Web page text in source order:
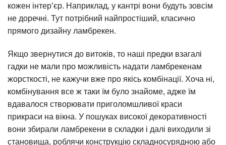
кожен інтер’єр. Наприклад, у кантрі вони будуть зовсім
не доречні. Тут потрібний найпростіший, класично
прямого дизайну ламбрекен.
Якщо звернутися до витоків, то наші предки взагалі
гадки не мали про можливість надати ламбрекенам
жорсткості, не кажучи вже про якісь комбінації. Хоча ні,
комбінування все ж таки їм було знайоме, адже їм
вдавалося створювати приголомшливої ​​краси
прикраси на вікна. У пошуках високої декоративності
вони збирали ламбрекени в складки і далі виходили зі
становища, роблячи конструкцію складносурядною або